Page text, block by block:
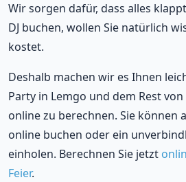
Wir sorgen dafür, dass alles
DJ buchen, wollen Sie natürlich
kostet.
Deshalb machen wir es Ihnen
Party in Lemgo und dem Rest
online zu berechnen. Sie können
online buchen oder ein
einholen. Berechnen Sie jetzt
Feier.